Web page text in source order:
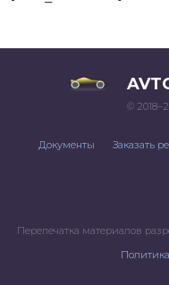
©
Документы Заказать
Перепечатка материалов